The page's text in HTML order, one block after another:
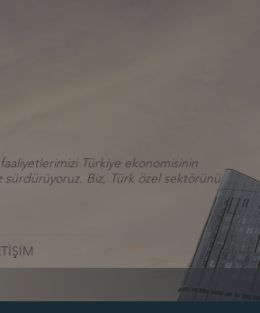
Türkiye ekonomisinin
sürdürüyoruz. Biz, Türk özel sektörünü